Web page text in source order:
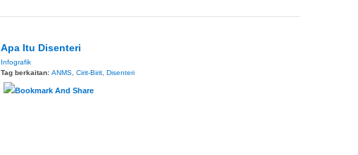
Apa Itu Disenteri
Infografik
Tag berkaitan: ANMS Cirit-Birit Disenteri